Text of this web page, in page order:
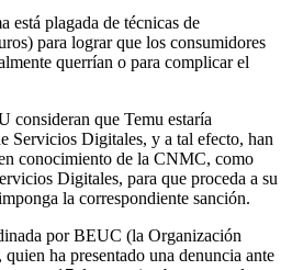
está plagada de técnicas de
para lograr que los consumidores
querrían o para complicar el
que Temu estaría
Servicios Digitales, y a tal efecto, han
conocimiento de la CNMC, como
Digitales, para que proceda a su
la correspondiente sanción.
por BEUC (la Organización
ha presentado una denuncia ante